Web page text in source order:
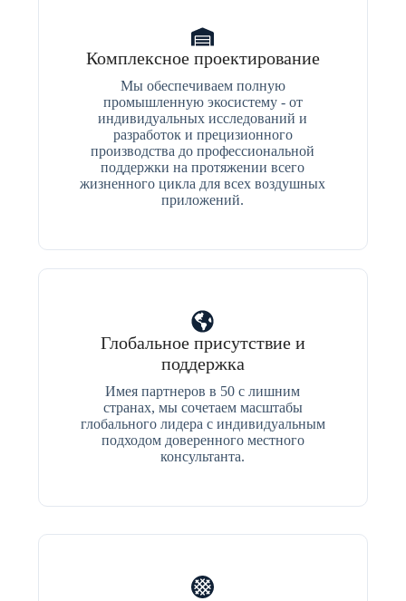
Комплексное проектирование
Мы обеспечиваем полную
промышленную экосистему - от
индивидуальных исследований и
разработок и прецизионного
производства до профессиональной
поддержки на протяжении всего
жизненного цикла для всех воздушных
приложений.
Глобальное присутствие и
поддержка
Имея партнеров в 50 с лишним
странах, мы сочетаем масштабы
глобального лидера с индивидуальным
подходом доверенного местного
консультанта.